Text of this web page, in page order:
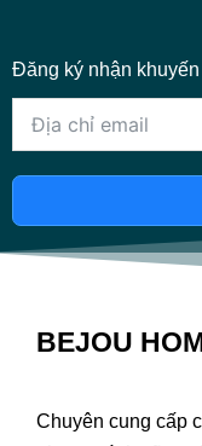
Đăng ký nhận
BEJOU
Chuyên cung cấp